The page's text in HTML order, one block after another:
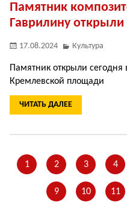
Памятник
Гаврилину открыли
17.08.2024 Культура
Памятник открыли
Кремлевской площади
ЧИТАТЬ ДАЛЕЕ
1 2 3 4
9 10 11